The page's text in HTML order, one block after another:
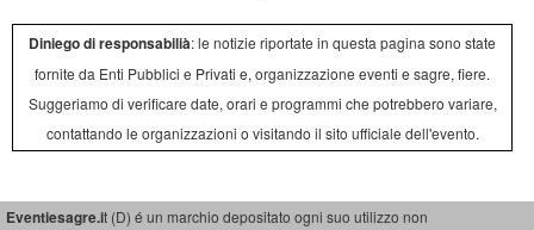
Diniego di responsabilià: le notizie riportate in questa pagina sono state
fornite da Enti Pubblici e Privati e, organizzazione eventi e sagre, fiere.
Suggeriamo di verificare date, orari e programmi che potrebbero variare,
contattando le organizzazioni o visitando il sito ufficiale dell'evento.
Eventiesagre.it (D) é un marchio depositato ogni suo utilizzo non